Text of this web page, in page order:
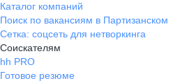
своя столовая, в этом все хорошо.
Каталог компаний
Поиск по вакансиям в Партизанском
Сетка: соцсеть для нетворкинга
Соискателям
hh PRO
Готовое резюме